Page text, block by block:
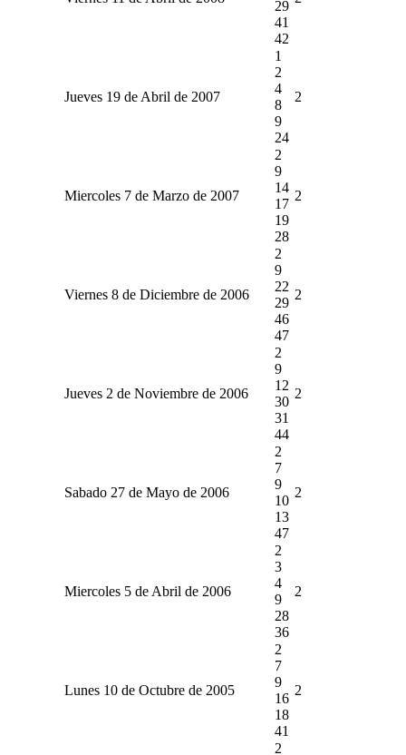
29
41
42
Jueves 19 de Abril de 2007
1
2
4
8
9
24
2
Miercoles 7 de Marzo de 2007
2
9
14
17
19
28
2
Viernes 8 de Diciembre de 2006
2
9
22
29
46
47
2
Jueves 2 de Noviembre de 2006
2
9
12
30
31
44
2
Sabado 27 de Mayo de 2006
2
7
9
10
13
47
2
Miercoles 5 de Abril de 2006
2
3
4
9
28
36
2
Lunes 10 de Octubre de 2005
2
7
9
16
18
41
2
2